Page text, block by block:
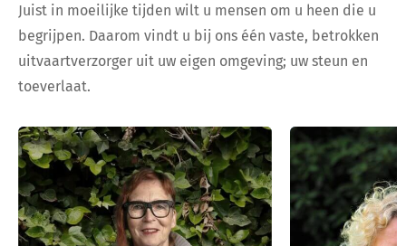
Juist in moeilijke tijden wilt u mensen om u heen die u
begrijpen. Daarom vindt u bij ons één vaste, betrokken
uitvaartverzorger uit uw eigen omgeving; uw steun en
toeverlaat.